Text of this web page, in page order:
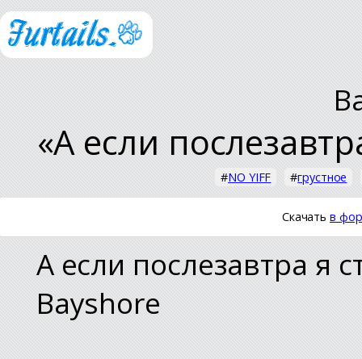
«А если
#NO YIFF #грустное
Скачатьв
А если послезавтра я
Bayshore